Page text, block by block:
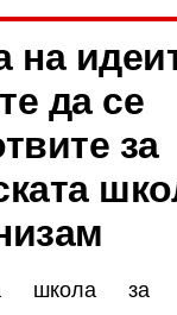
на
да се
за
школа за